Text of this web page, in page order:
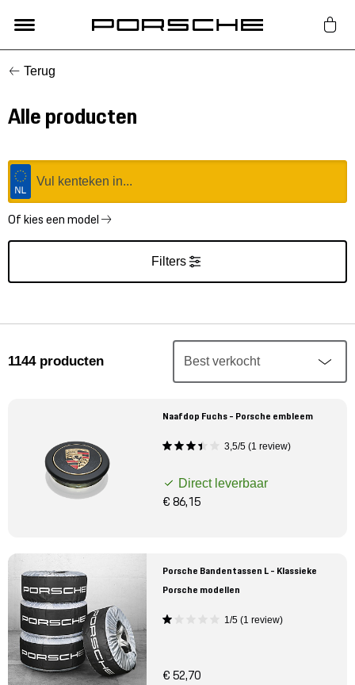
Lifestyle
Auto Accessoires
Classic
Nieuw
Mijn account
Meer Porsche
Porsche informatie
Terug
Alle producten
Of kies een model
Filters
1144producten
Naafdop Fuchs - Porsche embleem
3,5/5 (1 review)
Direct leverbaar
€ 86,15
Porsche Bandentassen L - Klassieke
Porsche modellen
1/5 (1 review)
€ 52,70